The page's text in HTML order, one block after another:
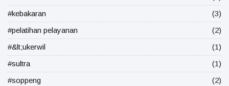
#kebakaran
(3)
#pelatihan pelayanan
(2)
#&lt;ukerwil
(1)
#sultra
(1)
#soppeng
(2)